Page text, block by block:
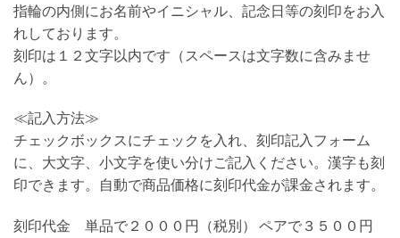
指輪の内側にお名前やイニシャル、記念日等の刻印をお入
れしております。
刻印は１２文字以内です（スペースは文字数に含みませ
ん）。
≪記入方法≫
チェックボックスにチェックを入れ、刻印記入フォーム
に、大文字、小文字を使い分けご記入ください。漢字も刻
印できます。自動で商品価格に刻印代金が課金されます。
刻印代金 単品で２０００円（税別） ペアで３５００円